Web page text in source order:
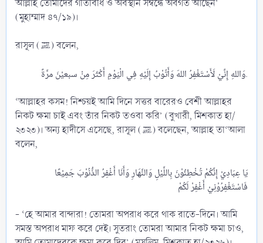
আল্লাহ তোমাদের গতিবিধি ও অবস্থান সম্বন্ধে অবগত আছেন’
(মুহাম্মাদ ৪৭/১৯)।
রাসূল (ﷺ) বলেন,
وَاللهِ إِنِّيْ لَأَسْتَغْفِرُ اللهَ وَأَتُوْبُ إِلَيْهِ فِي الْيَوْمِ أَكْثَرَ مِنْ سبعيْنَ مرَّةً.​
‘আল্লাহর কসম! নিশ্চয়ই আমি দিনে সত্তর বারেরও বেশী আল্লাহর
নিকট ক্ষমা চাই এবং তাঁর নিকট তওবা করি’ (বুখারী, মিশকাত হা/
২৩২৩)। অন্য হাদীসে এসেছে, রাসূল (ﷺ) বলেছেন, আল্লাহ তা‘আলা
বলেন,
يَا عِبَادِيْ إِنَّكُمْ تُخْطِئُوْنَ بِاللَّيْلِ وَالنَّهَارِ وَأَنَا أَغْفِرُ الذُّنُوْبَ جَمِيْعًا
- ‘হে আমার বান্দারা! তোমরা অপরাধ করে থাক রাতে-দিনে। আমি
সমস্ত অপরাধ মাফ করে দেই। সুতরাং তোমরা আমার নিকট ক্ষমা চাও,